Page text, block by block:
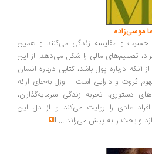
و مقایسه زندگی می‌کنند و همین
مالی را شکل می‌دهد. از این
پول باشد، کتابی درباره انسان
و دارایی است... اوزل به‌جای ارائه
تجربه زندگی سرمایه‌گذاران،
عادی را روایت می‌کند و از دل این
را به پیش می‌راند ...